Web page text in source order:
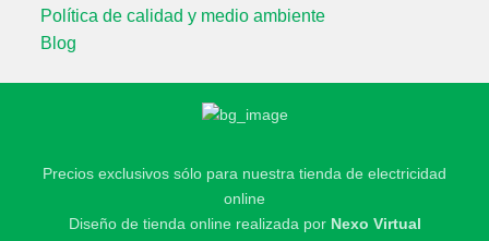
Política de calidad y medio ambiente
Blog
Precios exclusivos sólo para nuestra tienda de electricidad
online
Diseño de tienda online realizada por Nexo Virtual